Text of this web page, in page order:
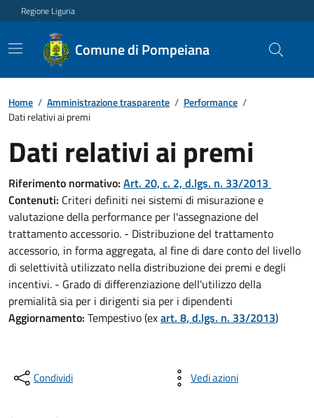
Regione Liguria
Comune di Pompeiana
Home / Amministrazione trasparente / Performance /
Dati relativi ai premi
Dati relativi ai premi
Riferimento normativo: Art. 20, c. 2, d.lgs. n. 33/2013
Contenuti: Criteri definiti nei sistemi di misurazione e
valutazione della performance per l'assegnazione del
trattamento accessorio. - Distribuzione del trattamento
accessorio, in forma aggregata, al fine di dare conto del livello
di selettività utilizzato nella distribuzione dei premi e degli
incentivi. - Grado di differenziazione dell'utilizzo della
premialità sia per i dirigenti sia per i dipendenti
Aggiornamento: Tempestivo (exart. 8, d.lgs. n. 33/2013)
Condividi Vedi azioni